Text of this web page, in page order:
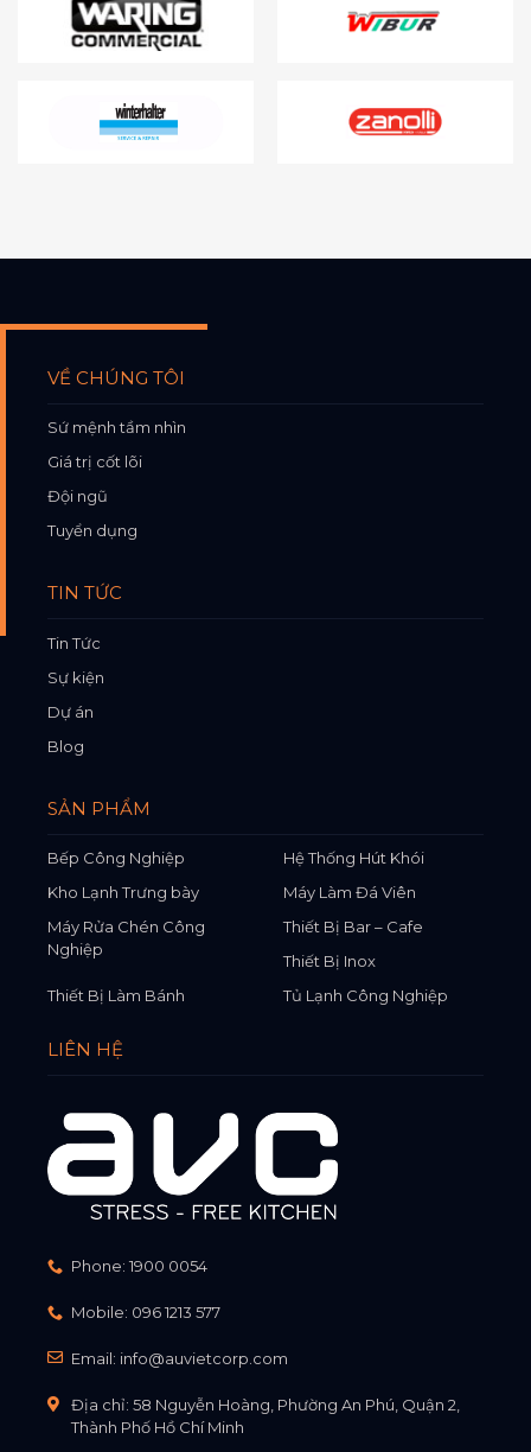
VỀ CHÚNG TÔI
Sứ mệnh tầm nhìn
Giá trị cốt lõi
Đội ngũ
Tuyển dụng
TIN TỨC
Tin Tức
Sự kiện
Dự án
Blog
SẢN PHẨM
Bếp Công Nghiệp
Hệ Thống Hút Khói
Kho Lạnh Trưng bày
Máy Làm Đá Viên
Máy Rửa Chén Công
Nghiệp
Thiết Bị Bar – Cafe
Thiết Bị Inox
Thiết Bị Làm Bánh
Tủ Lạnh Công Nghiệp
LIÊN HỆ
Phone: 1900 0054
Mobile: 096 1213 577
Email: info@auvietcorp.com
Địa chỉ: 58 Nguyễn Hoàng, Phường An Phú, Quận 2,
Thành Phố Hồ Chí Minh